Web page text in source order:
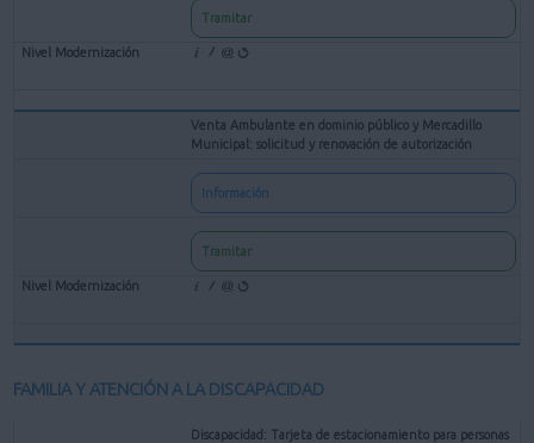
Tramitar
Venta Ambulante en dominio público y Mercadillo
Municipal: solicitud y renovación de autorización
Información
Tramitar
FAMILIA Y ATENCIÓN A LA DISCAPACIDAD
Discapacidad: Tarjeta de estacionamiento para personas